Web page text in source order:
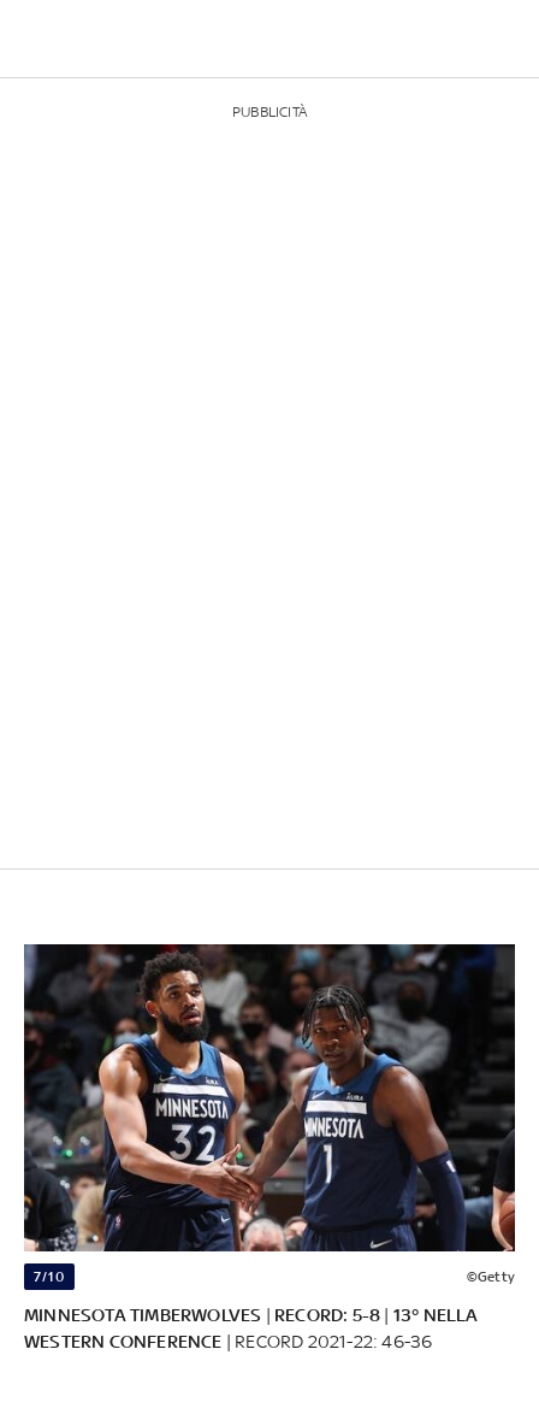
PUBBLICITÀ
7/10 ©Getty
MINNESOTA TIMBERWOLVES | RECORD: 5-8 | 13° NELLA
WESTERN CONFERENCE | RECORD 2021-22: 46-36